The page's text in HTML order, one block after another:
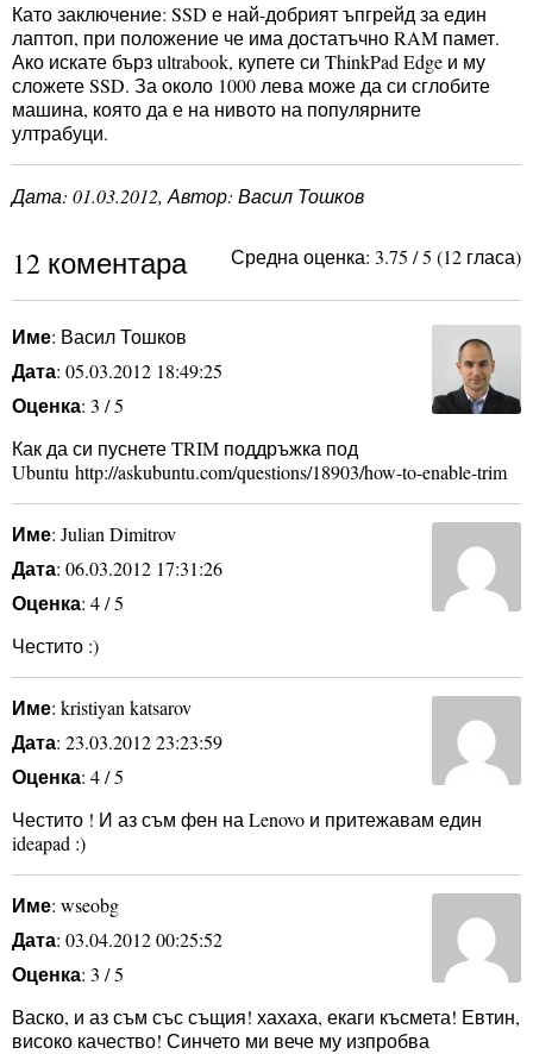
Като заключение: SSD е най-добрият ъпгрейд за един
лаптоп, при положение че има достатъчно RAM памет.
Ако искате бърз ultrabook, купете си ThinkPad Edge и му
сложете SSD. За около 1000 лева може да си сглобите
машина, която да е на нивото на популярните
ултрабуци.
Дата: 01.03.2012, Автор: Васил Тошков
Средна оценка: 3.75 /5 (12 гласа)
12 коментара
Име: Васил Тошков
Дата: 05.03.2012 18:49:25
Оценка: 3 / 5
Как да си пуснете TRIM поддръжка под
Ubuntu http://askubuntu.com/questions/18903/how-to-enable-trim
Име: Julian Dimitrov
Дата: 06.03.2012 17:31:26
Оценка: 4 / 5
Честито :)
Име: kristiyan katsarov
Дата: 23.03.2012 23:23:59
Оценка: 4 / 5
Честито ! И аз съм фен на Lenovo и притежавам един
ideapad :)
Име: wseobg
Дата: 03.04.2012 00:25:52
Оценка: 3 / 5
Васко, и аз съм със същия! хахаха, екаги късмета! Евтин,
високо качество! Синчето ми вече му изпробва